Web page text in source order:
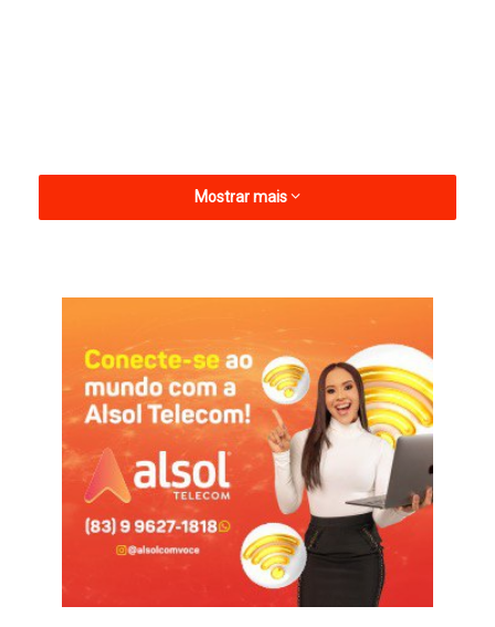
Brasil, a Prefeitura de Apodi confirmou a contratação.
O evento já tem nomes como Xand Avião, Rogerinho e Olodum
confirmados, Henry Freitas se soma ao evento que já tem
traços que será a maior folia de carnaval do estado do Rio
Grande do Norte.
Apodi Carnaval Henry Freitas
Mostrar mais